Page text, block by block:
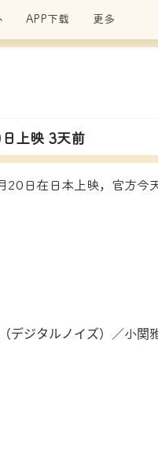
APP下载 更多
上映 3天前
日在日本上映，官方今
デジタルノイズ）／小関